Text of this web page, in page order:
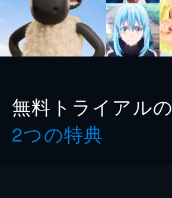
無料トライアルの
2つの特典